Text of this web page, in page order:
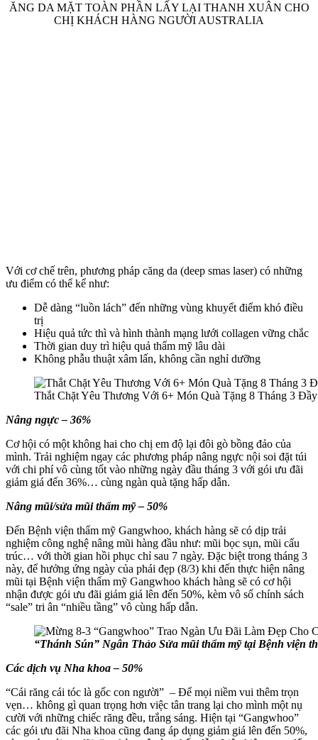
ĂNG DA MẶT TOÀN PHẦN LẤY LẠI THANH XUÂN CHO
CHỊ KHÁCH HÀNG NGƯỜI AUSTRALIA
Với cơ chế trên, phương pháp căng da (deep smas laser) có những
ưu điểm có thể kể như:
Dễ dàng “luồn lách” đến những vùng khuyết điểm khó điều
trị
Hiệu quả tức thì và hình thành mạng lưới collagen vững chắc
Thời gian duy trì hiệu quả thẩm mỹ lâu dài
Không phẫu thuật xâm lấn, không cần nghỉ dưỡng
Thắt Chặt Yêu Thương Với 6+ Món Quà Tặng 8 Tháng 3
Nâng ngực – 36%
Cơ hội có một không hai cho chị em độ lại đôi gò bồng đảo của
mình. Trải nghiệm ngay các phương pháp nâng ngực nội soi đặt túi
với chi phí vô cùng tốt vào những ngày đầu tháng 3 với gói ưu đãi
giảm giá đến 36%… cùng ngàn quà tặng hấp dẫn.
Nâng mũi/sửa mũi thẩm mỹ – 50%
Đến Bệnh viện thẩm mỹ Gangwhoo, khách hàng sẽ có dịp trải
nghiệm công nghệ nâng mũi hàng đầu như: mũi bọc sụn, mũi cấu
trúc… với thời gian hồi phục chỉ sau 7 ngày. Đặc biệt trong tháng 3
này, để hưởng ứng ngày của phái đẹp (8/3) khi đến thực hiện nâng
mũi tại Bệnh viện thẩm mỹ Gangwhoo khách hàng sẽ có cơ hội
nhận được gói ưu đãi giảm giá lên đến 50%, kèm vô số chính sách
“sale” tri ân “nhiều tầng” vô cùng hấp dẫn.
“Thánh Sún” Ngân Thảo Sửa mũi thẩm mỹ tại Bệnh viện
Các dịch vụ Nha khoa – 50%
“Cái răng cái tóc là gốc con người” – Để mọi niềm vui thêm trọn
vẹn… không gì quan trọng hơn việc tân trang lại cho mình một nụ
cười với những chiếc răng đều, trắng sáng. Hiện tại “Gangwhoo”
các gói ưu đãi Nha khoa cũng đang áp dụng giảm giá lên đến 50%,